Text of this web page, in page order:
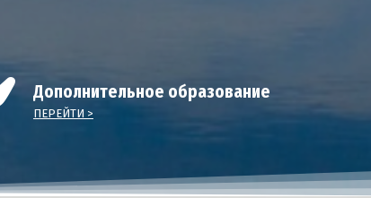
Дополнительное образование
ПЕРЕЙТИ >